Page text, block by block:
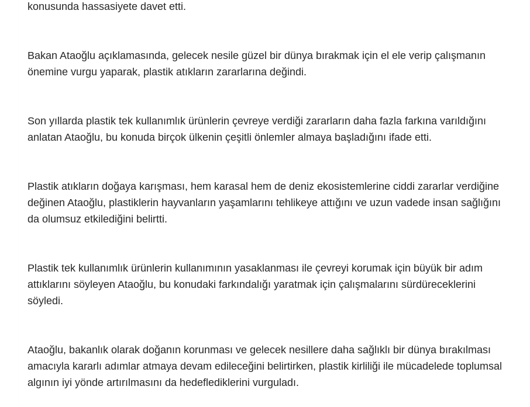
konusunda hassasiyete davet etti.
Bakan Ataoğlu açıklamasında, gelecek nesile güzel bir dünya bırakmak için el ele verip çalışmanın
önemine vurgu yaparak, plastik atıkların zararlarına değindi.
Son yıllarda plastik tek kullanımlık ürünlerin çevreye verdiği zararların daha fazla farkına varıldığını
anlatan Ataoğlu, bu konuda birçok ülkenin çeşitli önlemler almaya başladığını ifade etti.
Plastik atıkların doğaya karışması, hem karasal hem de deniz ekosistemlerine ciddi zararlar verdiğine
değinen Ataoğlu, plastiklerin hayvanların yaşamlarını tehlikeye attığını ve uzun vadede insan sağlığını
da olumsuz etkilediğini belirtti.
Plastik tek kullanımlık ürünlerin kullanımının yasaklanması ile çevreyi korumak için büyük bir adım
attıklarını söyleyen Ataoğlu, bu konudaki farkındalığı yaratmak için çalışmalarını sürdüreceklerini
söyledi.
Ataoğlu, bakanlık olarak doğanın korunması ve gelecek nesillere daha sağlıklı bir dünya bırakılması
amacıyla kararlı adımlar atmaya devam edileceğini belirtirken, plastik kirliliği ile mücadelede toplumsal
algının iyi yönde artırılmasını da hedeflediklerini vurguladı.